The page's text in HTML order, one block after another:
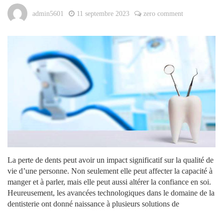
admin5601 11 septembre 2023 zero comment
La perte de dents peut avoir un impact significatif sur la qualité de
vie d’une personne. Non seulement elle peut affecter la capacité à
manger et à parler, mais elle peut aussi altérer la confiance en soi.
Heureusement, les avancées technologiques dans le domaine de la
dentisterie ont donné naissance à plusieurs solutions de